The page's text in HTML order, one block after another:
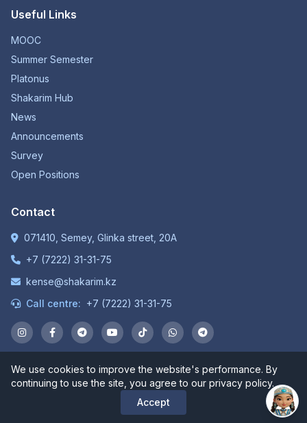
Useful Links
MOOC
Summer Semester
Platonus
Shakarim Hub
News
Announcements
Survey
Open Positions
Contact
071410, Semey, Glinka street, 20A
+7 (7222) 31-31-75
kense@shakarim.kz
Call centre: +7 (7222) 31-31-75
© 1934-2026 NP JSC "Shakarim University". All rights
reserved.
We use cookies to improve the website's performance. By
continuing to use the site, you agree to our privacy policy.
Accept